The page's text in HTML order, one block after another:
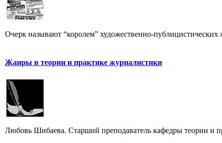
Очерк называют “королем” художественно-публицистических
Жанры в теории и практике журналистики
Любовь Шибаева. Старший преподаватель кафедры теории и